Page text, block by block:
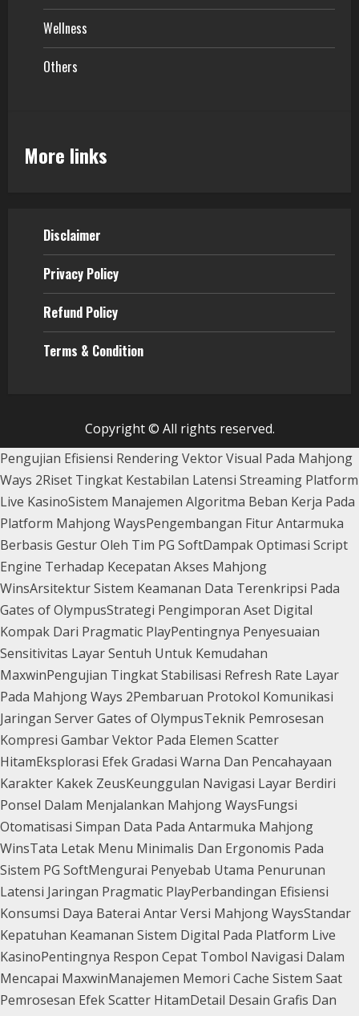
Wellness
Others
More links
Disclaimer
Privacy Policy
Refund Policy
Terms & Condition
Copyright © All rights reserved.
Pengujian Efisiensi Rendering Vektor Visual Pada Mahjong
Ways 2Riset Tingkat Kestabilan Latensi Streaming Platform
Live KasinoSistem Manajemen Algoritma Beban Kerja Pada
Platform Mahjong WaysPengembangan Fitur Antarmuka
Berbasis Gestur Oleh Tim PG SoftDampak Optimasi Script
Engine Terhadap Kecepatan Akses Mahjong
WinsArsitektur Sistem Keamanan Data Terenkripsi Pada
Gates of OlympusStrategi Pengimporan Aset Digital
Kompak Dari Pragmatic PlayPentingnya Penyesuaian
Sensitivitas Layar Sentuh Untuk Kemudahan
MaxwinPengujian Tingkat Stabilisasi Refresh Rate Layar
Pada Mahjong Ways 2Pembaruan Protokol Komunikasi
Jaringan Server Gates of OlympusTeknik Pemrosesan
Kompresi Gambar Vektor Pada Elemen Scatter
HitamEksplorasi Efek Gradasi Warna Dan Pencahayaan
Karakter Kakek ZeusKeunggulan Navigasi Layar Berdiri
Ponsel Dalam Menjalankan Mahjong WaysFungsi
Otomatisasi Simpan Data Pada Antarmuka Mahjong
WinsTata Letak Menu Minimalis Dan Ergonomis Pada
Sistem PG SoftMengurai Penyebab Utama Penurunan
Latensi Jaringan Pragmatic PlayPerbandingan Efisiensi
Konsumsi Daya Baterai Antar Versi Mahjong WaysStandar
Kepatuhan Keamanan Sistem Digital Pada Platform Live
KasinoPentingnya Respon Cepat Tombol Navigasi Dalam
Mencapai MaxwinManajemen Memori Cache Sistem Saat
Pemrosesan Efek Scatter HitamDetail Desain Grafis Dan